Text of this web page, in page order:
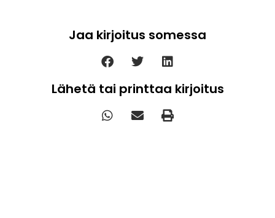
Jaa kirjoitus somessa
Lähetä tai printtaa kirjoitus